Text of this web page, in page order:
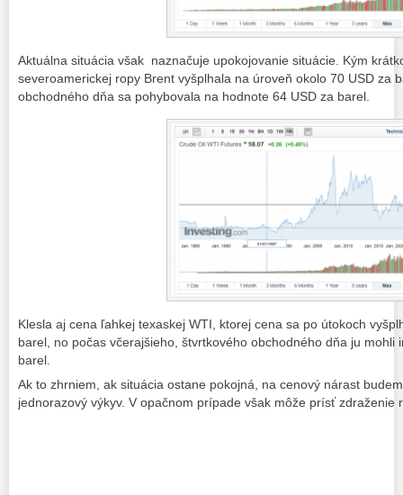
Aktuálna situácia však naznačuje upokojovanie situácie. Kým
severoamerickej ropy Brent vyšplhala na úroveň okolo 70 USD za
obchodného dňa sa pohybovala na hodnote 64 USD za barel.
Klesla aj cena ľahkej texaskej WTI, ktorej cena sa po útokoch
barel, no počas včerajšieho, štvrtkového obchodného dňa ju mohli
barel.
Ak to zhrniem, ak situácia ostane pokojná, na cenový nárast
jednorazový výkyv. V opačnom prípade však môže prísť zdraženie